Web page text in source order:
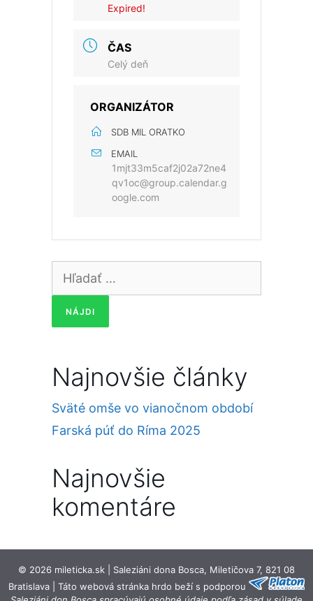
Expired!
ČAS
Celý deň
ORGANIZÁTOR
SDB MIL ORATKO
EMAIL
1mjt33m5caf2j02a72ne4
qv1oc@group.calendar.g
oogle.com
Hľadať:
Najnovšie články
Sväté omše vo vianočnom období
Farská púť do Ríma 2025
Najnovšie
komentáre
© 2026 mileticka.sk | Saleziáni dona Bosca, Miletičova 7, 821 08
Bratislava | Táto webová stránka hrdo beží s podporou